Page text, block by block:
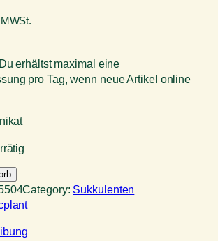
erhältst maximal eine
pro Tag, wenn neue Artikel online
Category: Sukkulenten